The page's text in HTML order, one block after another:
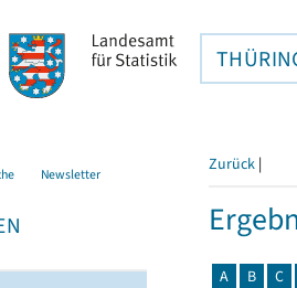
Newsletter Zurück |
A B C